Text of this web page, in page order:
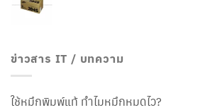
ข่าวสาร IT / บทความ
ใช้หมึกพิมพ์แท้ ทำไมหมึกหมดไว?